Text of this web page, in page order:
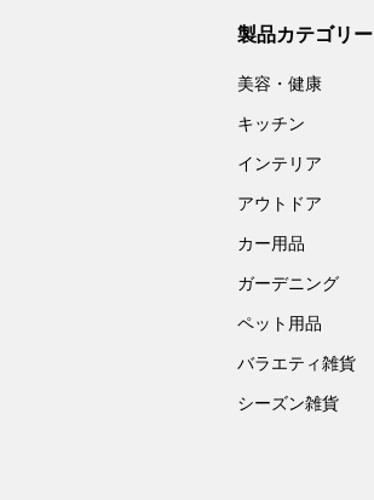
製品カテゴリー
美容・健康
キッチン
インテリア
アウトドア
カー用品
ガーデニング
ペット用品
バラエティ雑貨
シーズン雑貨